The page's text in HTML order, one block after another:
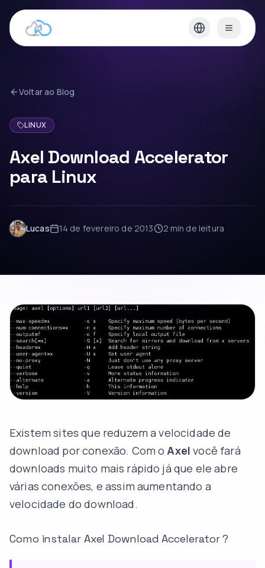
Voltar ao Blog
LINUX
Axel Download Accelerator
para Linux
Lucas 14 de fevereiro de 2013 2 min de leitura
Existem sites que reduzem a velocidade de
download por conexão. Com oAxelvocê fará
downloads muito mais rápido já que ele abre
várias conexões, e assim aumentando a
velocidade do download.
Como instalar Axel Download Accelerator ?